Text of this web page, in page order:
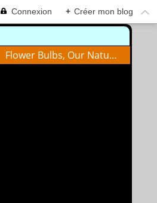
Connexion + Créer mon blog
Flower Bulbs, Our Nature